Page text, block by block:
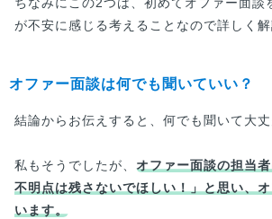
が不安に感じる考えることなので詳しく解
オファー面談は何でも聞いていい？
結論からお伝えすると、何でも聞いて大丈
私もそうでしたが、 オファー面談の担当
不明点は残さないでほしい！」と思い、
います。